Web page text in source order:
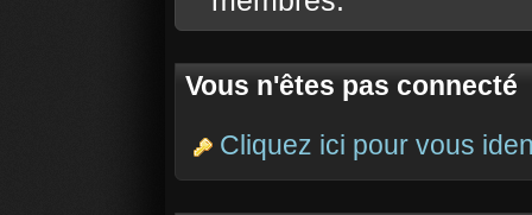
Vous n'êtes pas connecté
Cliquez ici pour vous